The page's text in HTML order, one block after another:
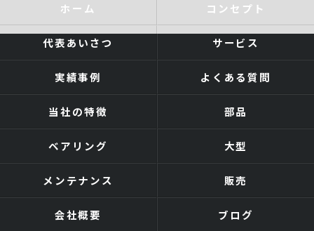
ホーム コンセプト
代表あいさつ サービス
実績事例 よくある質問
当社の特徴 部品
ベアリング 大型
メンテナンス 販売
会社概要 ブログ